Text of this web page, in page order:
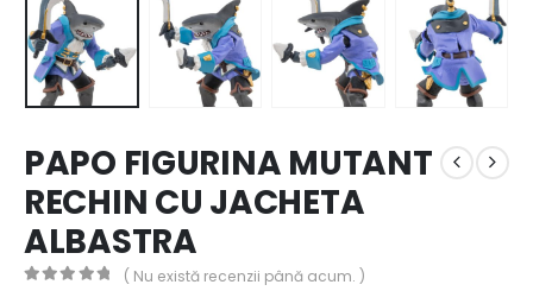
PAPO FIGURINA MUTANT
RECHIN CU JACHETA
ALBASTRA
( Nu există recenzii până acum. )